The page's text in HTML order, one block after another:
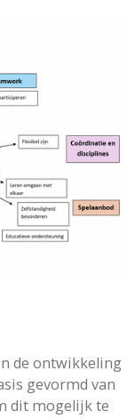
de ontwikkeling
gevormd van
dit mogelijk te